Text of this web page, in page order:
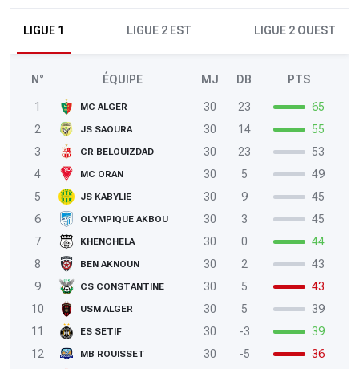
LIGUE 1 LIGUE 2 EST LIGUE 2 OUEST
N° ÉQUIPE MJ DB PTS
1 MC ALGER 30 23
65
2
JS SAOURA 30 14
55
3
CR BELOUIZDAD 30 23
53
4
MC ORAN 30 5
49
5
JS KABYLIE 30 9
45
6
OLYMPIQUE AKBOU 30 3
45
7
KHENCHELA 30 0
44
8
BEN AKNOUN 30 2
43
9
CS CONSTANTINE 30 5
43
10
USM ALGER 30 5
39
11
ES SETIF 30 -3
39
12
MB ROUISSET 30 -5
36